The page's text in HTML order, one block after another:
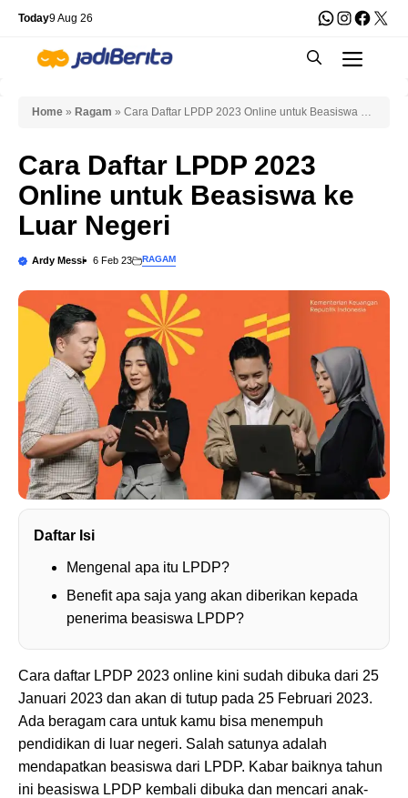
Skip
content
Today9 Aug 26 WhatsApp
X
Home » Ragam » Cara Daftar LPDP 2023 Online untuk Beasiswa ke
Cara Daftar LPDP 2023
Online untuk Beasiswa ke
Luar Negeri
Ardy Messi 6 Feb 23 RAGAM
Daftar Isi
Mengenal apa itu LPDP?
Benefit apa saja yang akan diberikan kepada
penerima beasiswa LPDP?
Cara daftar LPDP 2023 online kini sudah dibuka dari 25
Januari 2023 dan akan di tutup pada 25 Februari 2023.
Ada beragam cara untuk kamu bisa menempuh
pendidikan di luar negeri. Salah satunya adalah
mendapatkan beasiswa dari LPDP. Kabar baiknya tahun
ini beasiswa LPDP kembali dibuka dan mencari anak-